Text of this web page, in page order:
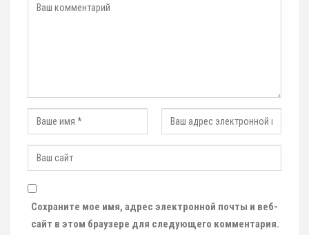
Сохраните мое имя, адрес электронной почты и веб-
сайт в этом браузере для следующего комментария.